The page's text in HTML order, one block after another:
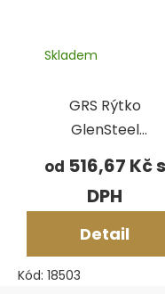
GRS Rýtko
GlenSteel
kuželové
Skladem
od 516,67 Kč
Detail
Kód: 18503